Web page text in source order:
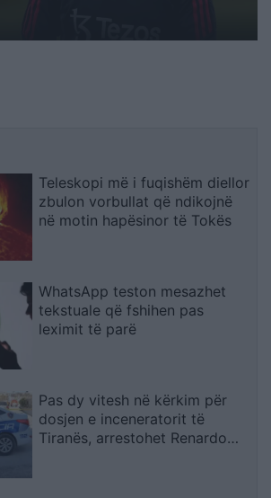
Teleskopi më i fuqishëm diellor
zbulon vorbullat që ndikojnë
në motin hapësinor të Tokës
WhatsApp teston mesazhet
tekstuale që fshihen pas
leximit të parë
Pas dy vitesh në kërkim për
dosjen e inceneratorit të
Tiranës, arrestohet Renardo